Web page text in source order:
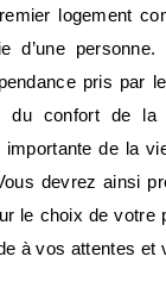
d’une
pris par
du confort de la
de la
devrez ainsi
le choix de votre
à vos attentes et